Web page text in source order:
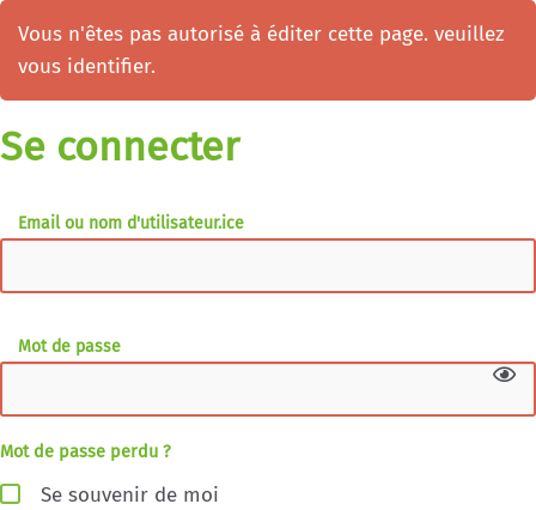
Vous n'êtes pas autorisé à éditer cette page. veuillez
vous identifier.
Se connecter
Email ou nom d'utilisateur.ice
Mot de passe
Mot de passe perdu ?
Se souvenir de moi